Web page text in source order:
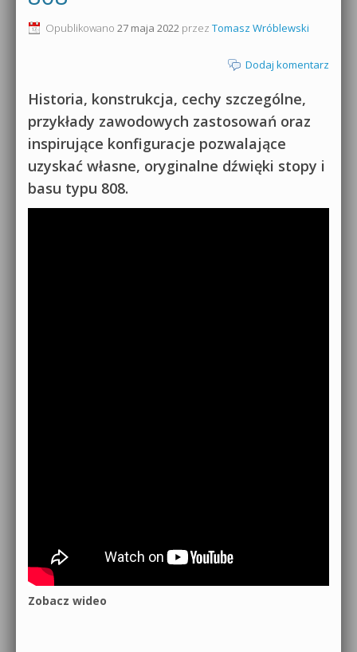
Produkcja muzyczna od podstaw
Sound Forge od podstaw
Dubstep z syntezatorem Massive
Kontakt 5 Kompendium
0dB.pl - informacje
Materiały dla mediów
Archiwum aktualności
Polityka prywatności
Opublikowano 27 maja 2022 przez Tomasz Wróblewski
Dodaj komentarz
Historia, konstrukcja, cechy szczególne,
przykłady zawodowych zastosowań oraz
inspirujące konfiguracje pozwalające
uzyskać własne, oryginalne dźwięki stopy i
basu typu 808.
Zobacz wideo